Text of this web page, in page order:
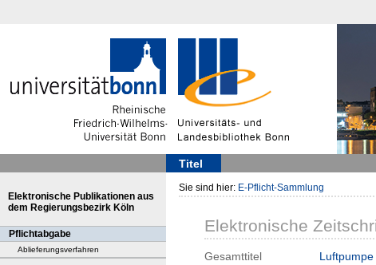
Titel
Elektronische Publikationen aus
dem Regierungsbezirk Köln
Pflichtabgabe
Ablieferungsverfahren
Sie sind hier: E-Pflicht-Sammlung
Elektronische
Gesamttitel